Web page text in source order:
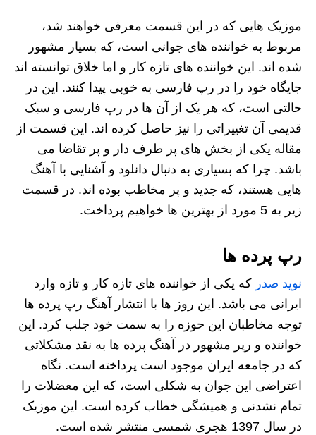
موزیک هایی که در این قسمت معرفی خواهند شد،
مربوط به خواننده های جوانی است، که بسیار مشهور
شده اند. این خواننده های تازه کار و اما خلاق توانسته اند
جایگاه خود را در رپ فارسی به خوبی پیدا کنند. این در
حالتی است، که هر یک از آن ها در رپ فارسی و سبک
قدیمی آن تغییراتی را نیز حاصل کرده اند. این قسمت از
مقاله یکی از بخش های پر طرف دار و پر تقاضا می
باشد. چرا که بسیاری به دنبال دانلود و آشنایی با آهنگ
هایی هستند، که جدید و پر مخاطب بوده اند. در قسمت
زیر به 5 مورد از بهترین ها خواهیم پرداخت.
رپ پرده ها
نوید صدر که یکی از خواننده های تازه کار و تازه وارد
ایرانی می باشد. این روز ها با انتشار آهنگ رپ پرده ها
توجه مخاطبان این حوزه را به سمت خود جلب کرد. این
خواننده و رپر مشهور در آهنگ پرده ها به نقد مشکلاتی
که در جامعه ایران موجود است پرداخته است. نگاه
اعتراضی این جوان به شکلی است، که این معضلات را
تمام نشدنی و همیشگی خطاب کرده است. این موزیک
در سال 1397 هجری شمسی منتشر شده است.